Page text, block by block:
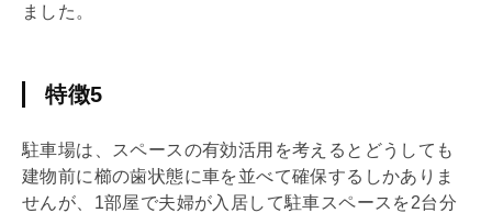
ました。
特徴5
駐車場は、スペースの有効活用を考えるとどうしても
建物前に櫛の歯状態に車を並べて確保するしかありま
せんが、1部屋で夫婦が入居して駐車スペースを2台分